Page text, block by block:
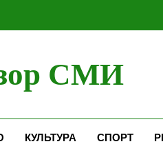
СМИ
КУЛЬТУРА СПОРТ